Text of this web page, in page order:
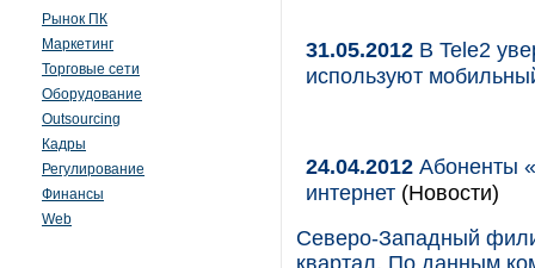
Рынок ПК
Маркетинг
Торговые сети
Оборудование
Outsourcing
Кадры
Регулирование
Финансы
Web
31.05.2012 В Tele2
используют
24.04.2012 Абоненты
интернет (Новости)
Северо-Западный
квартал. По данным